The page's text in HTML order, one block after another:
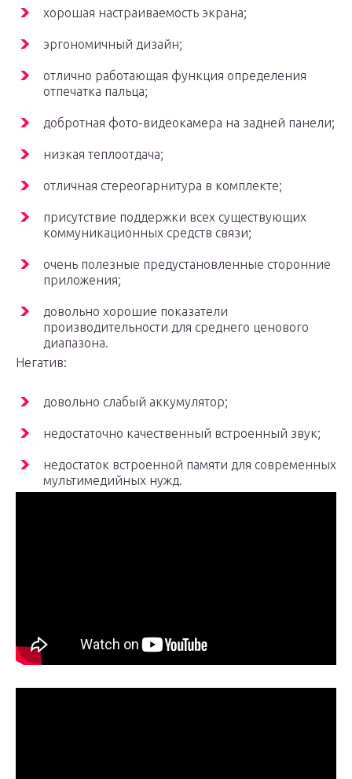
хорошая настраиваемость экрана;
эргономичный дизайн;
отлично работающая функция определения
отпечатка пальца;
добротная фото-видеокамера на задней панели;
низкая теплоотдача;
отличная стереогарнитура в комплекте;
присутствие поддержки всех существующих
коммуникационных средств связи;
очень полезные предустановленные сторонние
приложения;
довольно хорошие показатели
производительности для среднего ценового
диапазона.
Негатив:
довольно слабый аккумулятор;
недостаточно качественный встроенный звук;
недостаток встроенной памяти для современных
мультимедийных нужд.